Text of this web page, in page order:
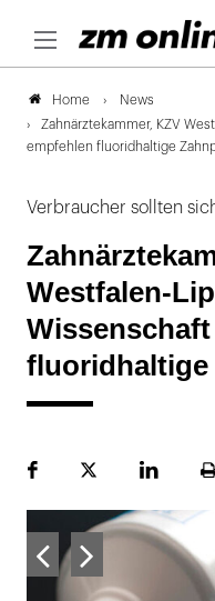
Home
News
Zahnärztekammer, KZV
empfehlen fluoridhaltige
Verbraucher sollten
Westfalen-
fluoridhaltige
FacebookPlattformLinekdIn